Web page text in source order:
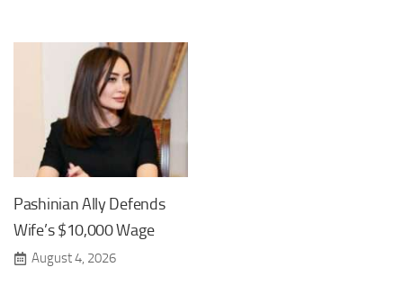
Pashinian Ally Defends
Wife’s $10,000 Wage
August 4, 2026